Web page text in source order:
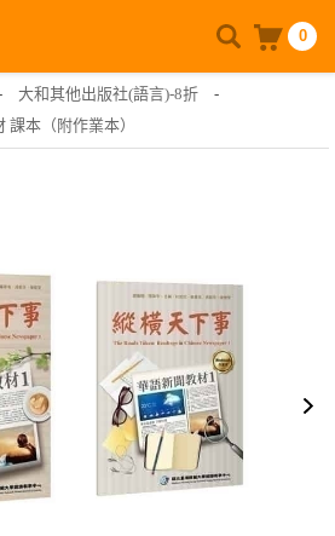
0
大和其他出版社(語言)-8折
-
本（附作業本）